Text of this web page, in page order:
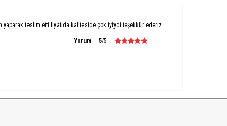
teslim etti fiyatıda kaliteside çok iyiydi teşekkür ederiz.
Yorum 5/5